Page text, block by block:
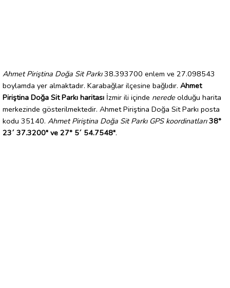
Ahmet Piriştina Doğa Sit Parkı38.393700 enlem ve 27.098543
boylamda yer almaktadır. Karabağlar ilçesine bağlıdır. Ahmet
Piriştina Doğa Sit Parkı haritası İzmir ili içinde nerede olduğu harita
merkezinde gösterilmektedir. Ahmet Piriştina Doğa Sit Parkı posta
kodu 35140. Ahmet Piriştina Doğa Sit Parkı GPS koordinatları 38°
23´ 37.3200" ve 27° 5´ 54.7548".